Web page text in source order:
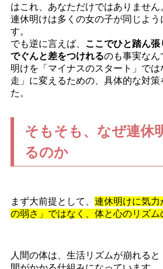
はこれ、あなただけではありません
連休明けは多くの女の子が同じよ
す。
でも逆に言えば、 ここでひと踏ん
でぐんと差をつけれるのも事実なん
明けを「マイナスのスタート」で
走」に変えるための、具体的な対策
た。
そもそも、なぜ連休
るのか
まず大前提として、 連休明けに気
の弱さ」ではなく、体と心のリズム
人間の体は、生活リズムが崩れる